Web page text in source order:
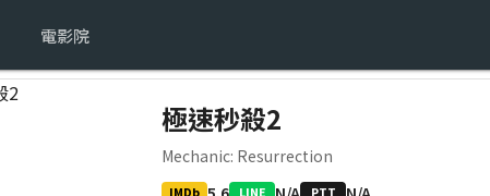
電影院
極速秒殺2
Mechanic: Resurrection
IMDb LINE PTT